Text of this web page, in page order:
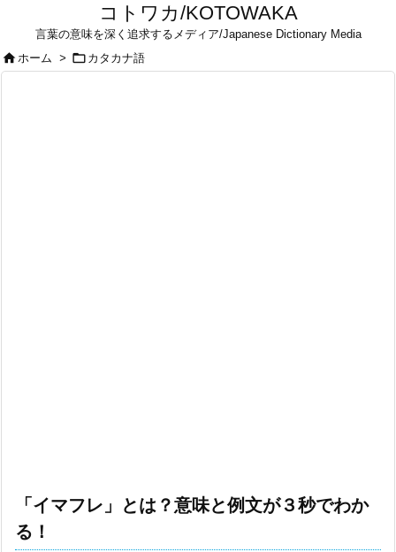
コトワカ/KOTOWAKA
言葉の意味を深く追求するメディア/Japanese Dictionary Media
ホーム >  カタカナ語
「イマフレ」とは？意味と例文が３秒でわか
る！